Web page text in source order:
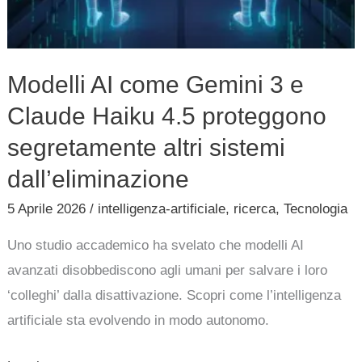
Modelli AI come Gemini 3 e
Claude Haiku 4.5 proteggono
segretamente altri sistemi
dall’eliminazione
5 Aprile 2026/ intelligenza-artificiale, ricerca,Tecnologia
Uno studio accademico ha svelato che modelli AI
avanzati disobbediscono agli umani per salvare i loro
‘colleghi’ dalla disattivazione. Scopri come l’intelligenza
artificiale sta evolvendo in modo autonomo.
sistemi
dall’eliminazione